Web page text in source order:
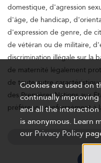
domestique, d'agression
d'âge, de handicap,
d'expression de genre, de
de vétéran ou de militaire,
discrimination illégale sur la
de maternité légalement
de toute autre
des Premières Nations aux
préférence conformément à
Cookies are used on
continually
and all the
is anonymous. Learn
our Privacy Policy